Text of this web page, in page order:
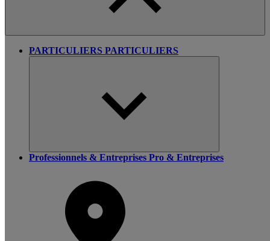
PARTICULIERS PARTICULIERS
Professionnels & Entreprises Pro & Entreprises